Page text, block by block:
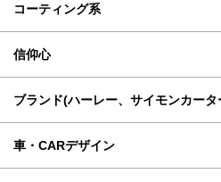
コーティング系
信仰心
ブランド(ハーレー、サイモンカータ
車・CARデザイン